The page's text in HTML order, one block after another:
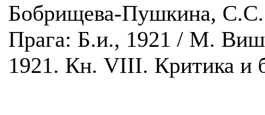
Бобрищева-Пушкина,
Прага: Б.и., 1921 / М.
1921. Кн. VIII. Критика и